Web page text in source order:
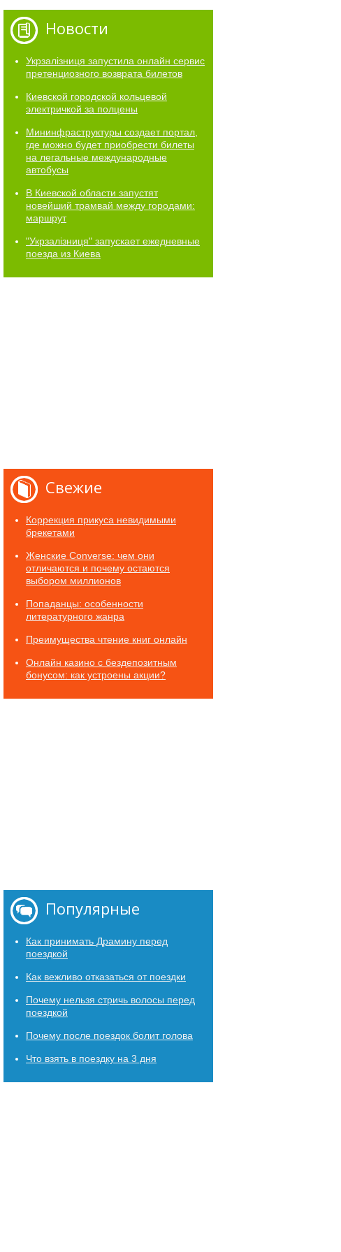
Новости
Укрзалізниця запустила онлайн сервис
претенциозного возврата билетов
Киевской городской кольцевой
электричкой за полцены
Мининфраструктуры создает портал,
где можно будет приобрести билеты
на легальные международные
автобусы
В Киевской области запустят
новейший трамвай между городами:
маршрут
"Укрзалізниця" запускает ежедневные
поезда из Киева
Свежие
Коррекция прикуса невидимыми
брекетами
Женские Converse: чем они
отличаются и почему остаются
выбором миллионов
Попаданцы: особенности
литературного жанра
Преимущества чтение книг онлайн
Онлайн казино с бездепозитным
бонусом: как устроены акции?
Популярные
Как принимать Драмину перед
поездкой
Как вежливо отказаться от поездки
Почему нельзя стричь волосы перед
поездкой
Почему после поездок болит голова
Что взять в поездку на 3 дня